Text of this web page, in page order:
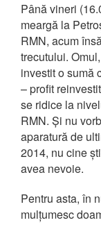
Până vineri
meargă la
RMN, acum
trecutului.
investit o sumă
– profit
se ridice la
RMN. Și nu
aparatură de
2014, nu cine
avea nevoie.
Pentru asta, în
mulțumesc